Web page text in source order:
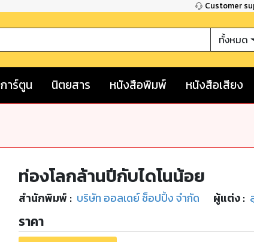
Customer
ทั้งหมด
การ์ตูน นิตยสาร หนังสือพิมพ์ หนังสือเสียง
ท่องโลกล้านปีกับไดโนน้อย
สำนักพิมพ์ : บริษัท ออลเดย์ ช็อปปิ้ง จำกัด ผู้แต่ง :
ราคา